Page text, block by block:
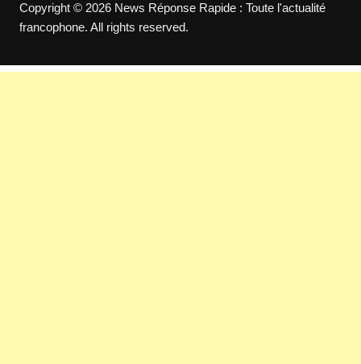
Copyright © 2026 News Réponse Rapide : Toute l'actualité
francophone. All rights reserved.